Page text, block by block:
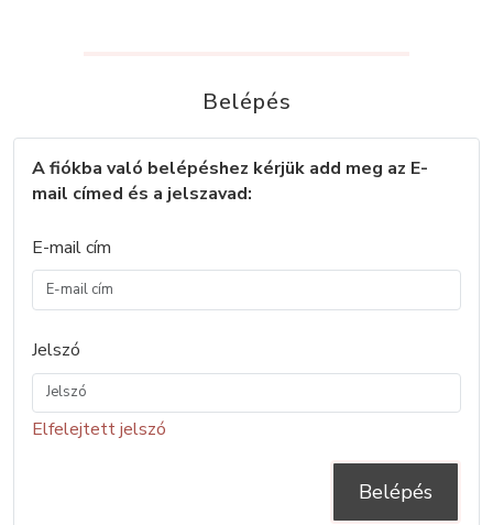
Belépés
A fiókba való belépéshez kérjük add meg az E-
mail címed és a jelszavad:
E-mail cím
Jelszó
Elfelejtett jelszó
Belépés